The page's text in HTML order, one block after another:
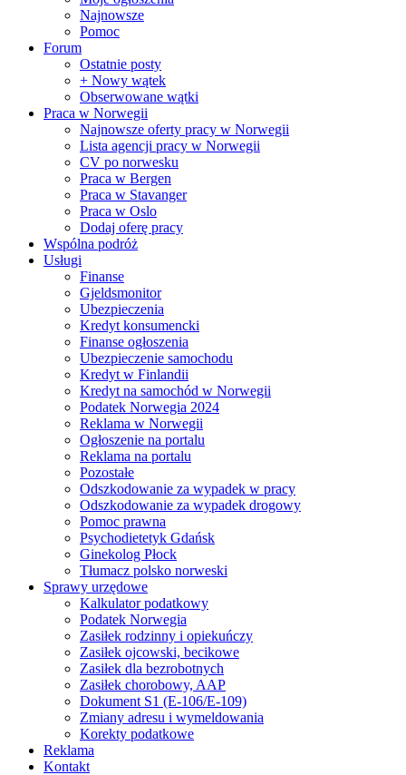
Najnowsze
Pomoc
Forum
Ostatnie posty
+ Nowy wątek
Obserwowane wątki
Praca w Norwegii
Najnowsze oferty pracy w Norwegii
Lista agencji pracy w Norwegii
CV po norwesku
Praca w Bergen
Praca w Stavanger
Praca w Oslo
Dodaj oferę pracy
Wspólna podróż
Usługi
Finanse
Gjeldsmonitor
Ubezpieczenia
Kredyt konsumencki
Finanse ogłoszenia
Ubezpieczenie samochodu
Kredyt w Finlandii
Kredyt na samochód w Norwegii
Podatek Norwegia 2024
Reklama w Norwegii
Ogłoszenie na portalu
Reklama na portalu
Pozostałe
Odszkodowanie za wypadek w pracy
Odszkodowanie za wypadek drogowy
Pomoc prawna
Psychodietetyk Gdańsk
Ginekolog Płock
Tłumacz polsko norweski
Sprawy urzędowe
Kalkulator podatkowy
Podatek Norwegia
Zasiłek rodzinny i opiekuńczy
Zasiłek ojcowski, becikowe
Zasiłek dla bezrobotnych
Zasiłek chorobowy, AAP
Dokument S1 (E-106/E-109)
Zmiany adresu i wymeldowania
Korekty podatkowe
Reklama
Kontakt